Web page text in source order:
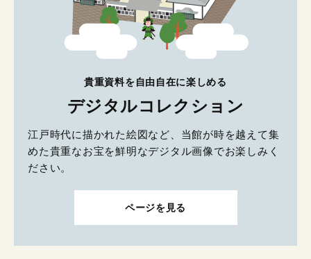
貴重資料を自由自在に楽しめる
デジタルコレクション
江戸時代に描かれた絵図など、当館が時を越えて集
めた貴重なお宝を鮮明なデジタル画像でお楽しみく
ださい。
ページを見る